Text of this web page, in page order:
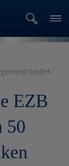
GmbH -
EZB
50